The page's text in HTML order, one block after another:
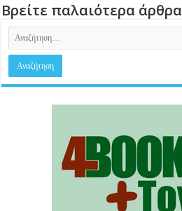
Βρείτε παλαιότερα άρθρα